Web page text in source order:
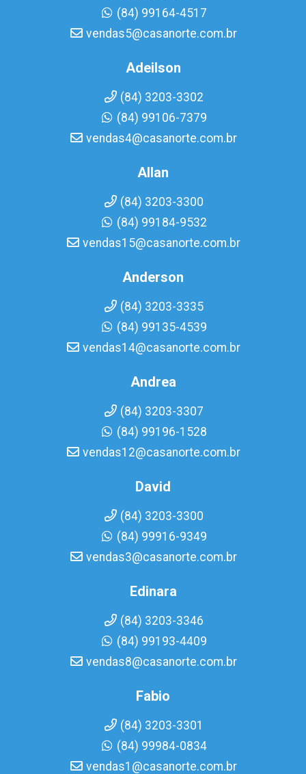
(84) 99164-4517
vendas5@casanorte.com.br
Adeilson
(84) 3203-3302
(84) 99106-7379
vendas4@casanorte.com.br
Allan
(84) 3203-3300
(84) 99184-9532
vendas15@casanorte.com.br
Anderson
(84) 3203-3335
(84) 99135-4539
vendas14@casanorte.com.br
Andrea
(84) 3203-3307
(84) 99196-1528
vendas12@casanorte.com.br
David
(84) 3203-3300
(84) 99916-9349
vendas3@casanorte.com.br
Edinara
(84) 3203-3346
(84) 99193-4409
vendas8@casanorte.com.br
Fabio
(84) 3203-3301
(84) 99984-0834
vendas1@casanorte.com.br